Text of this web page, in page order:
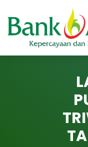
to
Content